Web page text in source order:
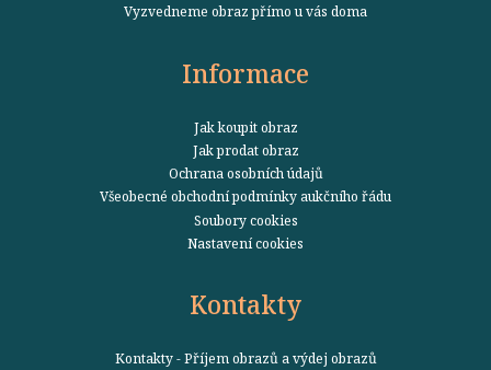
Vyzvedneme obraz přímo u vás doma
Informace
Jak koupit obraz
Jak prodat obraz
Ochrana osobních údajů
Všeobecné obchodní podmínky aukčního řádu
Soubory cookies
Nastavení cookies
Kontakty
Kontakty - Příjem obrazů a výdej obrazů